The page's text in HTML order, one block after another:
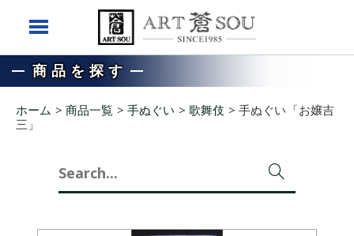
商品を探す
ホーム > 商品一覧 > 手ぬぐい >歌舞伎 > 手ぬぐい「お嬢吉
三」
Search